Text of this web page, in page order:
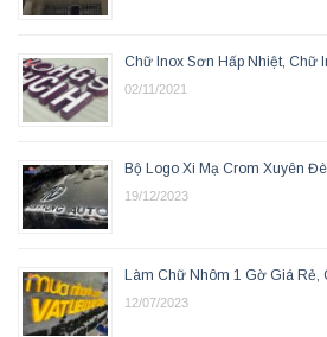
Chữ Inox Sơn Hấp Nhiệt, Chữ
02/11/2021
Bộ Logo Xi Mạ Crom Xuyên
19/12/2023
Làm Chữ Nhôm 1 Gờ Giá
12/07/2023